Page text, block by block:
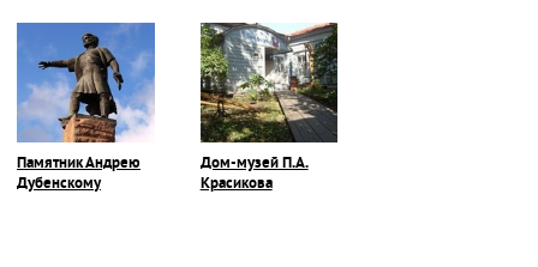
Памятник Андрею
Дубенскому
Дом-музей П.А.
Красикова